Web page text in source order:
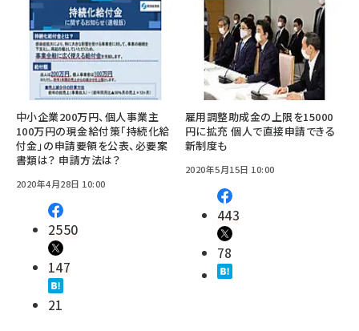
中小企業200万円、個人事業主
100万円の現金給付策「持続化給
付金」の申請要領を公表、必要案
書類は？ 申請方法は？
2020年4月28日 10:00
2550
147
21
雇用調整助成金の上限を15000
円に拡充 個人で直接申請できる
新制度も
2020年5月15日 10:00
443
78